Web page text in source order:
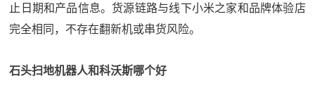
止日期和产品信息。货源链路与线下小米之家和品牌体验店
完全相同，不存在翻新机或串货风险。
石头扫地机器人和科沃斯哪个好